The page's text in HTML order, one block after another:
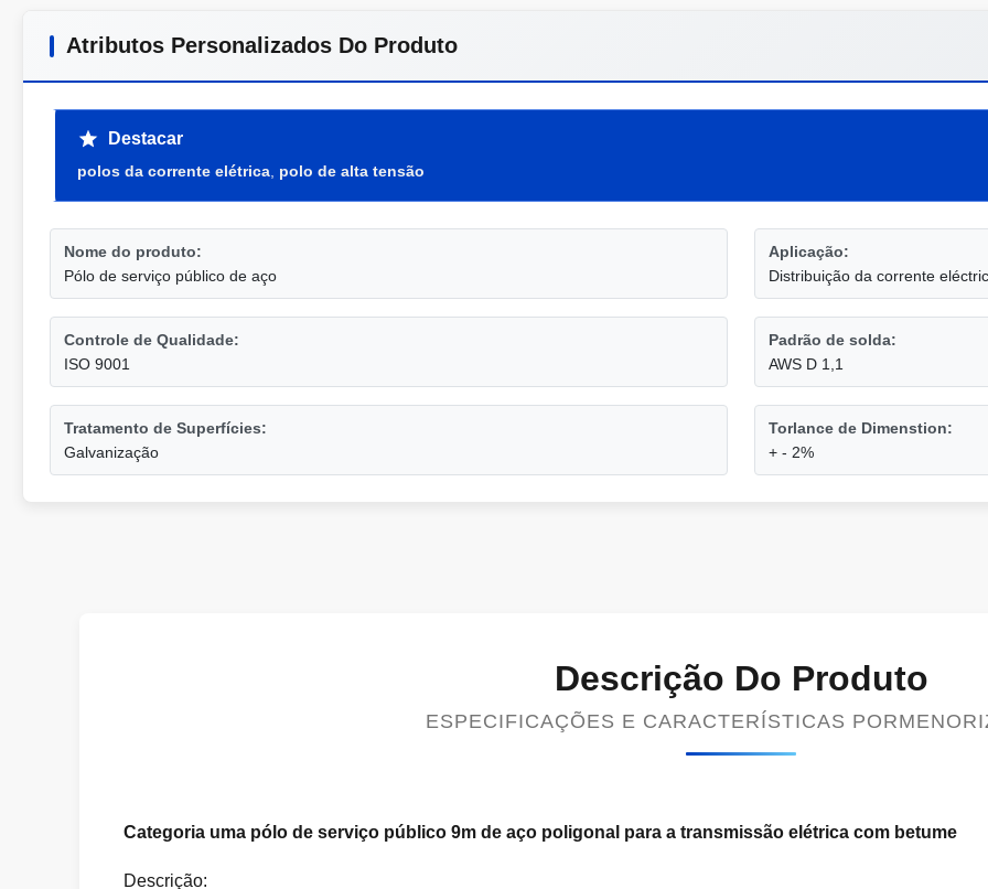
Atributos Personalizados Do Produto
Destacar
polos da corrente elétrica polo de alta tensão
Nome do produto:
Pólo de serviço público de aço
Aplicação:
Distribuição da corrente
Controle de Qualidade:
ISO 9001
Padrão de solda:
AWS D 1,1
Tratamento de Superfícies:
Galvanização
Torlance de Dimenstion:
+ - 2%
Descrição Do Produto
ESPECIFICAÇÕES E CARACTERÍSTICAS
Categoria uma pólo de serviço público 9m de aço poligonal para a transmissão elétrica com betume
Descrição: